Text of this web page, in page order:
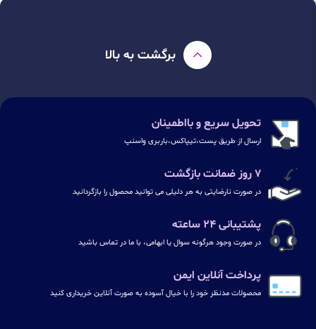
برگشت به بالا
تحویل سریع و بااطمینان
ارسال از طریق پست،تیپاکس،باربری واسنپ
۷ روز ضمانت بازگشت
در صورت نارضایتی به هر دلیلی می توانید محصول را بازگردانید
پشتیبانی ۲۴ ساعته
در صورت وجود هرگونه سوال یا ابهامی، با ما در تماس باشید
پرداخت آنلاین ایمن
محصولات مدنظر خود را با خیال آسوده به صورت آنلاین خریداری کنید